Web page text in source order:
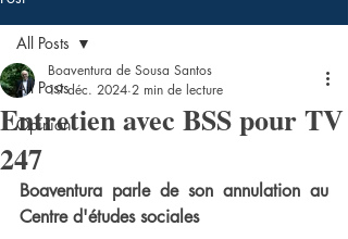
All Posts
Opinion
All Posts
Entretien avec BSS pour TV
247
Boaventura de Sousa Santos
19 déc. 2024 2 min de lecture
Boaventura parle de son annulation au
Centre d'études sociales